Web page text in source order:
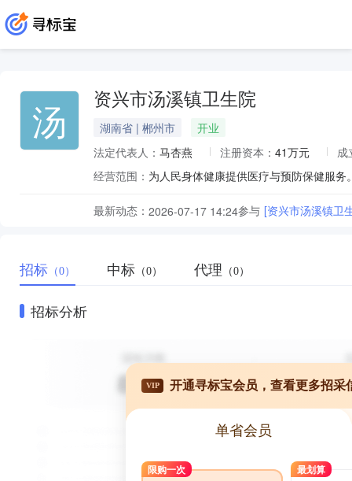
汤 资兴市汤溪镇卫生院
湖南省 | 郴州市
开业
法定代表人： 马杏燕 注册资本： 41万元
成
经营范围：
最新动态： 2026-07-17 14:24参与 [资兴市汤溪镇卫
招标 （0） 中标 （0） 代理 （0）
招标分析
VIP 开通寻标宝会员，查看更多招采
单省会员
限购一次 最划算